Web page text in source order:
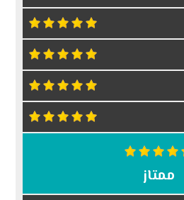
ممتاز